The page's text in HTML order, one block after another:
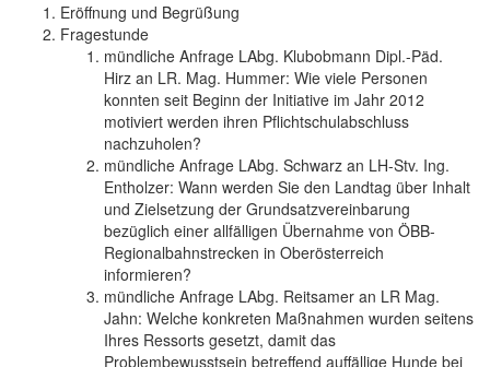
Eröffnung und Begrüßung
Fragestunde
mündliche Anfrage LAbg. Klubobmann Dipl.-Päd.
Hirz an LR. Mag. Hummer: Wie viele Personen
konnten seit Beginn der Initiative im Jahr 2012
motiviert werden ihren Pflichtschulabschluss
nachzuholen?
mündliche Anfrage LAbg. Schwarz an LH-Stv. Ing.
Entholzer: Wann werden Sie den Landtag über Inhalt
und Zielsetzung der Grundsatzvereinbarung
bezüglich einer allfälligen Übernahme von ÖBB-
Regionalbahnstrecken in Oberösterreich
informieren?
mündliche Anfrage LAbg. Reitsamer an LR Mag.
Jahn: Welche konkreten Maßnahmen wurden seitens
Ihres Ressorts gesetzt, damit das
Problembewusstsein betreffend auffällige Hunde bei